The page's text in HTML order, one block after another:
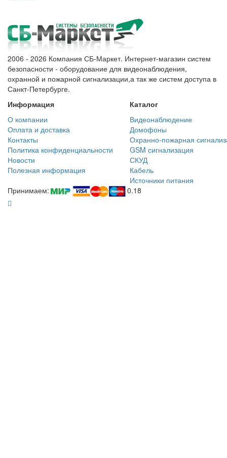
2006 - 2026 Компания СБ-Маркет. Интернет-магазин систем
безопасности - оборудование для видеонаблюдения,
охранной и пожарной сигнализации,а так же систем доступа в
Санкт-Петербурге.
Информация
Каталог
О компании
Видеонаблюдение
Оплата и доставка
Домофоны
Контакты
Охранно-пожарная
Политика конфиденциальности
GSM сигнализация
Новости
СКУД
Полезная информация
Кабель
Источники питания
Принимаем:
0.18